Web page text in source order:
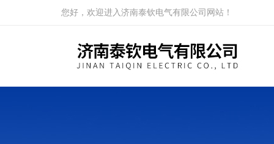
您好，欢迎进入济南泰钦电气有限公司网站！